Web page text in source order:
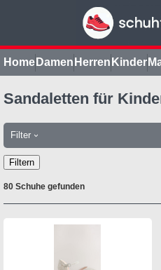
Home Damen Herren Kinder
Sandaletten für
Filter ›
Filtern
80 Schuhe gefunden